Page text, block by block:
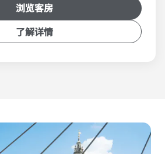
浏览客房
了解详情